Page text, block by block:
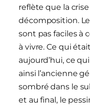
reflète que la
décomposition.
sont pas faciles à
à vivre. Ce qui
aujourd’hui, ce
ainsi l’ancienne
sombré dans le
et au final, le